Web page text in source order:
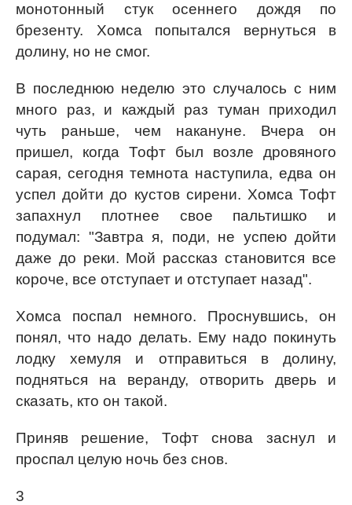
монотонный стук осеннего дождя по
брезенту. Хомса попытался вернуться в
долину, но не смог.
В последнюю неделю это случалось с ним
много раз, и каждый раз туман приходил
чуть раньше, чем накануне. Вчера он
пришел, когда Тофт был возле дровяного
сарая, сегодня темнота наступила, едва он
успел дойти до кустов сирени. Хомса Тофт
запахнул плотнее свое пальтишко и
подумал: "Завтра я, поди, не успею дойти
даже до реки. Мой рассказ становится все
короче, все отступает и отступает назад".
Хомса поспал немного. Проснувшись, он
понял, что надо делать. Ему надо покинуть
лодку хемуля и отправиться в долину,
подняться на веранду, отворить дверь и
сказать, кто он такой.
Приняв решение, Тофт снова заснул и
проспал целую ночь без снов.
3